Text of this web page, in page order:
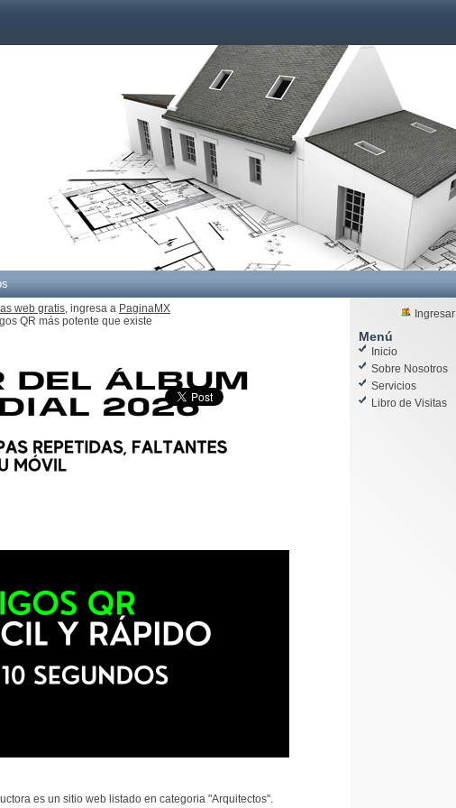
web gratis, ingresa a PaginaMX
QR más potente que existe
es un sitio web listado en categoria "Arquitectos".
Ingresar
Menú
Inicio
Sobre Nosotros
Servicios
Libro de Visitas